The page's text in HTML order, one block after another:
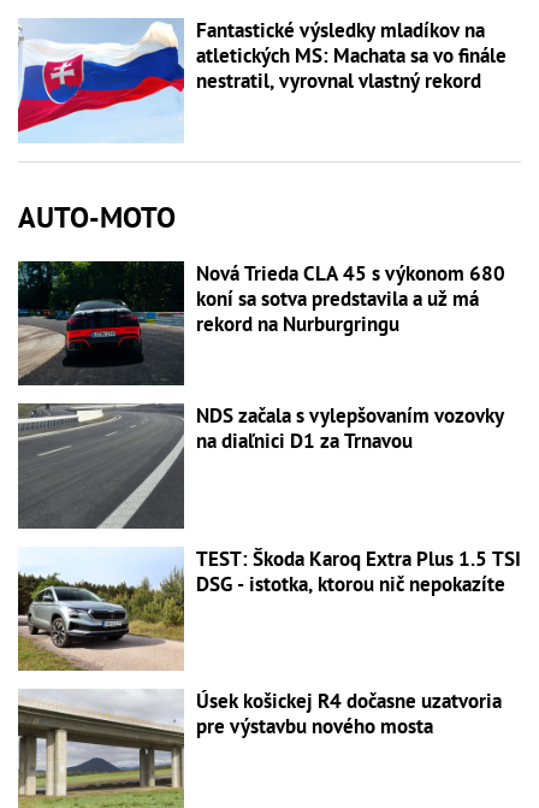
Fantastické výsledky mladíkov na
atletických MS: Machata sa vo finále
nestratil, vyrovnal vlastný rekord
AUTO-MOTO
Nová Trieda CLA 45 s výkonom 680
koní sa sotva predstavila a už má
rekord na Nurburgringu
NDS začala s vylepšovaním vozovky
na diaľnici D1 za Trnavou
TEST: Škoda Karoq Extra Plus 1.5 TSI
DSG - istotka, ktorou nič nepokazíte
Úsek košickej R4 dočasne uzatvoria
pre výstavbu nového mosta